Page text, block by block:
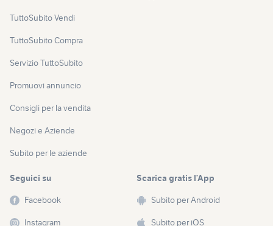
TuttoSubito Vendi
TuttoSubito Compra
Servizio TuttoSubito
Promuovi annuncio
Consigli per la vendita
Negozi e Aziende
Subito per le aziende
Seguici su
Facebook
Instagram
Scarica gratis l’App
Subito per Android
Subito per iOS